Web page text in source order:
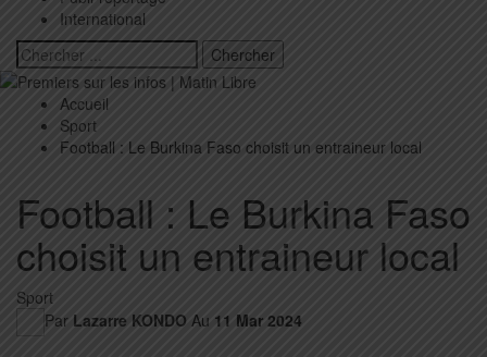
International
Accueil
Sport
Football : Le Burkina Faso choisit un entraineur local
Football : Le Burkina Faso
choisit un entraineur local
Sport
Par Lazarre KONDO Au 11 Mar 2024